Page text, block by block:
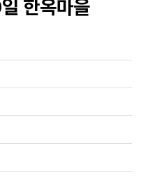
한옥마을